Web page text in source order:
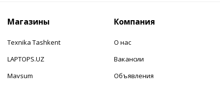
Магазины
Texnika Tashkent
LAPTOPS.UZ
Mavsum
Компания
О нас
Вакансии
Объявления